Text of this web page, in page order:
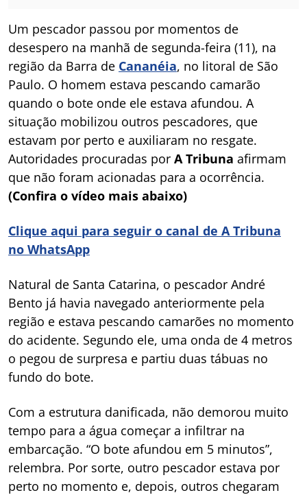
Um pescador passou por momentos de
desespero na manhã de segunda-feira (11), na
região da Barra de Cananéia, no litoral de São
Paulo. O homem estava pescando camarão
quando o bote onde ele estava afundou. A
situação mobilizou outros pescadores, que
estavam por perto e auxiliaram no resgate.
Autoridades procuradas por A Tribuna afirmam
que não foram acionadas para a ocorrência.
(Confira o vídeo mais abaixo)
Clique aqui para seguir o canal de A Tribuna
no WhatsApp
Natural de Santa Catarina, o pescador André
Bento já havia navegado anteriormente pela
região e estava pescando camarões no momento
do acidente. Segundo ele, uma onda de 4 metros
o pegou de surpresa e partiu duas tábuas no
fundo do bote.
Com a estrutura danificada, não demorou muito
tempo para a água começar a infiltrar na
embarcação. “O bote afundou em 5 minutos”,
relembra. Por sorte, outro pescador estava por
perto no momento e, depois, outros chegaram